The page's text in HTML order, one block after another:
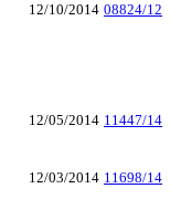
12/10/2014 08824/12
12/05/2014 11447/14
12/03/2014 11698/14